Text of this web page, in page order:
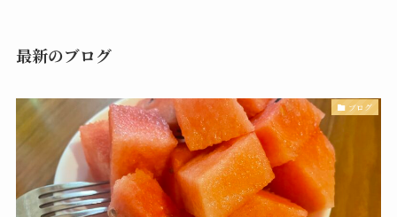
最新のブログ
ブログ